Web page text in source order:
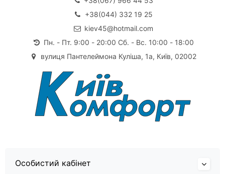
+38(044) 332 19 25
kiev45@hotmail.com
Пн. - Пт. 9:00 - 20:00 Сб. - Вс. 10:00 - 18:00
вулиця Пантелеймона Куліша, 1а, Київ, 02002
Особистий кабінет